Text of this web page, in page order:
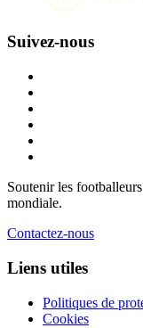
Suivez-nous
Soutenir les
mondiale.
Contactez-nous
Liens utiles
Politiques de
Cookies